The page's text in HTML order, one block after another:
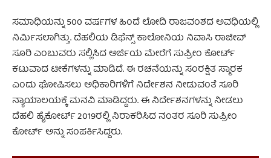
ಸಮಾಧಿಯನ್ನು 500 ವರ್ಷಗಳ ಹಿಂದೆ ಲೋದಿ ರಾಜವಂಶದ ಅವಧಿಯಲ್ಲಿ
ನಿರ್ಮಿಸಲಾಗಿತ್ತು. ದೆಹಲಿಯ ಡಿಫೆನ್ಸ್ ಕಾಲೋನಿಯ ನಿವಾಸಿ ರಾಜೀವ್
ಸೂರಿ ಎಂಬುವರು ಸಲ್ಲಿಸಿದ ಅರ್ಜಿಯ ಮೇರೆಗೆ ಸುಪ್ರೀಂ ಕೋರ್ಟ್
ಕಟುವಾದ ಟೀಕೆಗಳನ್ನು ಮಾಡಿದೆ. ಈ ರಚನೆಯನ್ನು ಸಂರಕ್ಷಿತ ಸ್ಮಾರಕ
ಎಂದು ಘೋಷಿಸಲು ಅಧಿಕಾರಿಗಳಿಗೆ ನಿರ್ದೇಶನ ನೀಡುವಂತೆ ಸೂರಿ
ನ್ಯಾಯಾಲಯಕ್ಕೆ ಮನವಿ ಮಾಡಿದ್ದರು. ಈ ನಿರ್ದೇಶನಗಳನ್ನು ನೀಡಲು
ದೆಹಲಿ ಹೈಕೋರ್ಟ್ 2019ರಲ್ಲಿ ನಿರಾಕರಿಸಿದ ನಂತರ ಸೂರಿ ಸುಪ್ರೀಂ
ಕೋರ್ಟ್ ಅನ್ನು ಸಂಪರ್ಕಿಸಿದ್ದರು.